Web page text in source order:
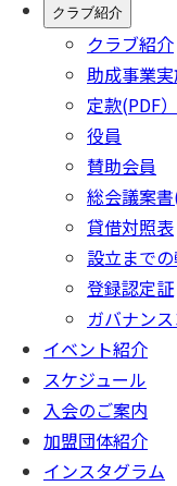
クラブ紹介
クラブ紹介
助成事業
定款(PDF）
役員
賛助会員
総会議案
貸借対照表
設立まで
登録認定証
ガバナン
イベント紹介
スケジュール
入会のご案内
加盟団体紹介
インスタグラム